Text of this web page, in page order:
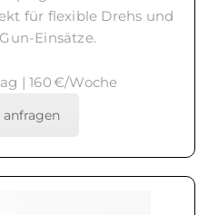
für flexible Drehs und
Einsätze.
| 160 €/Woche